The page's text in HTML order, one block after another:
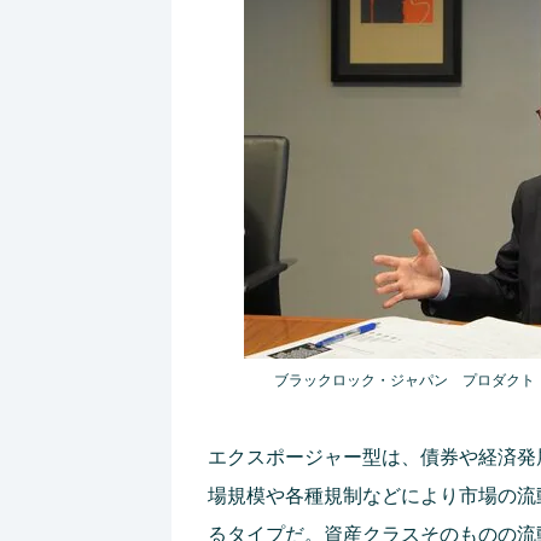
ブラックロック・ジャパン プロダク
エクスポージャー型は、債券や経済
場規模や各種規制などにより市場の
るタイプだ。資産クラスそのものの